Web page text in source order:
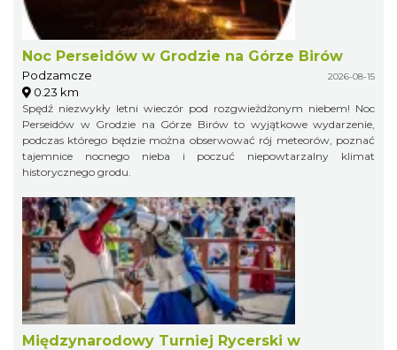
Noc Perseidów w Grodzie na Górze Birów
Podzamcze 2026-08-15
0.23 km
Spędź niezwykły letni wieczór pod rozgwieżdżonym niebem! Noc
Perseidów w Grodzie na Górze Birów to wyjątkowe wydarzenie,
podczas którego będzie można obserwować rój meteorów, poznać
tajemnice nocnego nieba i poczuć niepowtarzalny klimat
historycznego grodu.
Międzynarodowy Turniej Rycerski w